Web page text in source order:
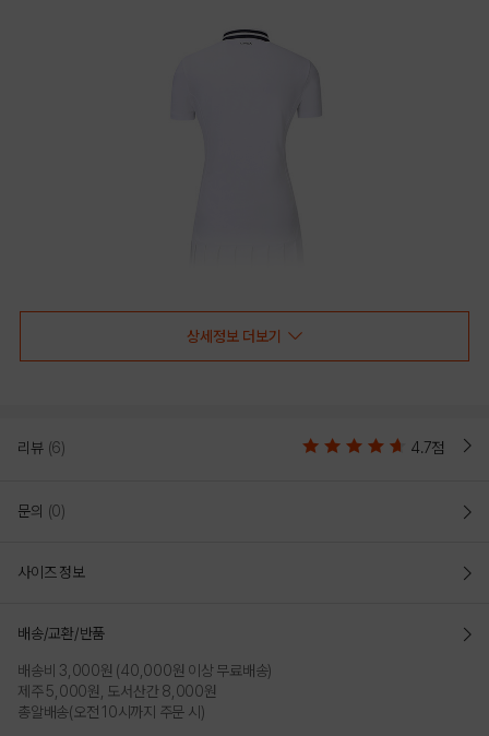
상세정보 더보기
리뷰 (6) 4.7점
문의 (0)
사이즈 정보
배송/교환/반품
배송비 3,000원 (40,000원 이상 무료배송)
제주 5,000원, 도서산간 8,000원
총알배송(오전 10시까지 주문 시)